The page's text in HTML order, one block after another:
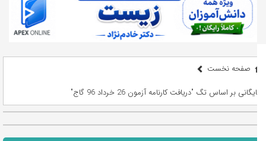
صفحه نخست
بایگانی بر اساس تگ "دریافت کارنامه آزمون 26 خرداد 96 گاج"